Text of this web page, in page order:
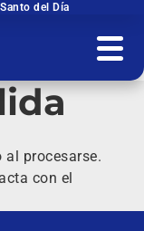
Santo del Día
procesarse.
con el